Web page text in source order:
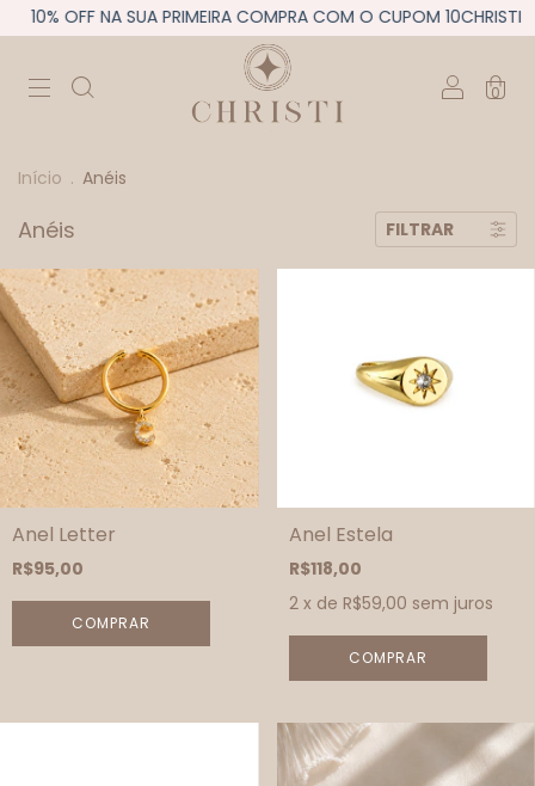
10% OFF NA SUA PRIMEIRA COMPRA COM O CUPOM 10CHRISTI
0
Início . Anéis
Anéis FILTRAR
Anel Letter
R$95,00
COMPRAR
Anel Estela
R$118,00
2 x de R$59,00 sem juros
COMPRAR